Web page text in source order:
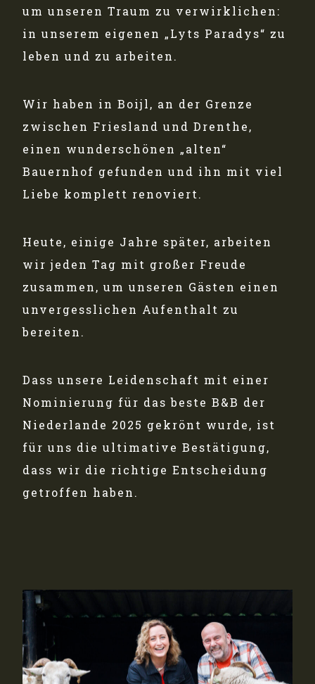
um unseren Traum zu verwirklichen:
in unserem eigenen „Lyts Paradys“ zu
leben und zu arbeiten.
Wir haben in Boijl, an der Grenze
zwischen Friesland und Drenthe,
einen wunderschönen „alten“
Bauernhof gefunden und ihn mit viel
Liebe komplett renoviert.
Heute, einige Jahre später, arbeiten
wir jeden Tag mit großer Freude
zusammen, um unseren Gästen einen
unvergesslichen Aufenthalt zu
bereiten.
Dass unsere Leidenschaft mit einer
Nominierung für das beste B&B der
Niederlande 2025 gekrönt wurde, ist
für uns die ultimative Bestätigung,
dass wir die richtige Entscheidung
getroffen haben.